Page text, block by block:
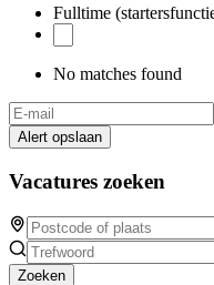
Fulltime
No matches found
Alert opslaan
Vacatures zoeken
Zoeken